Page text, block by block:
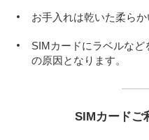
お手入れは乾いた柔ら
SIMカードにラベルな
の原因となります。
SIMカードご